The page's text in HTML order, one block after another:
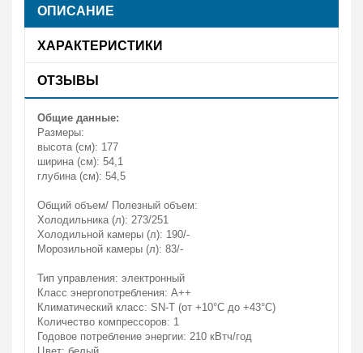
ОПИСАНИЕ
ХАРАКТЕРИСТИКИ
ОТЗЫВЫ
Общие данные:
Размеры:
высота (см): 177
ширина (см): 54,1
глубина (см): 54,5
Общий объем/ Полезный объем:
Холодильника (л): 273/251
Холодильной камеры (л): 190/-
Морозильной камеры (л): 83/-
Тип управления: электронный
Класс энергопотребления: A++
Климатический класс: SN-T (от +10°С до +43°С)
Количество компрессоров: 1
Годовое потребление энергии: 210 кВтч/год